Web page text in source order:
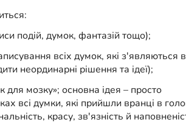
подій, думок, фантазій тощо);
всіх думок, які з'являються в
неординарні рішення та ідеї);
для мозку»; основна ідея – просто
всі думки, які прийшли вранці в
красу, зв'язність й